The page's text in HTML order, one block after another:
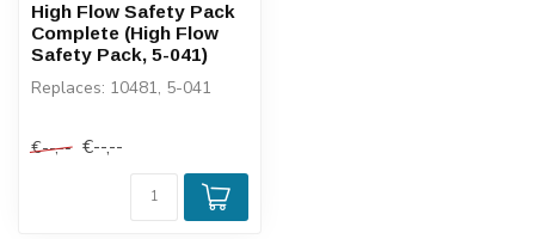
High Flow Safety Pack
Complete (High Flow
Safety Pack, 5-041)
Replaces: 10481, 5-041
€--,-- €--,--